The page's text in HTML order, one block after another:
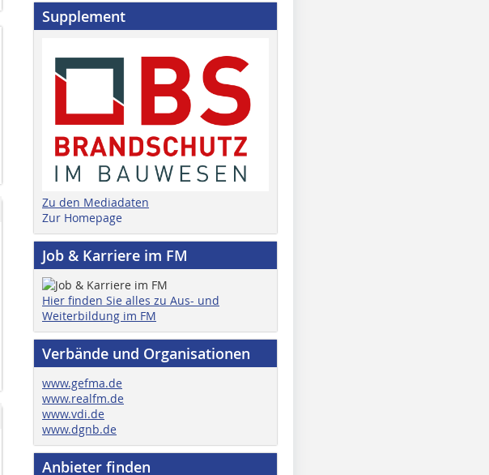
Supplement
Zu den Mediadaten
Zur Homepage
Job & Karriere im FM
Hier finden Sie alles zu Aus- und
Weiterbildung im FM
Verbände und Organisationen
www.gefma.de
www.realfm.de
www.vdi.de
www.dgnb.de
Anbieter finden